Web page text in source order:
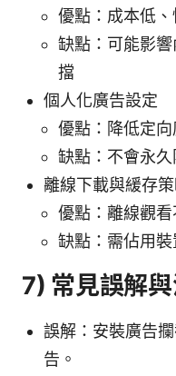
優點：成本低
缺點：可能影
擋
個人化廣告設定
優點：降低定向
缺點：不會永
離線下載與緩存
優點：離線觀
缺點：需佔用
7) 常見誤解
誤解：安裝廣告
告。